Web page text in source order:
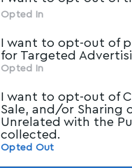
Opted In
I want to opt-out of
for Targeted
Opted In
I want to opt-out of
Sale, and/or Sharing
Unrelated with the
collected.
Opted Out